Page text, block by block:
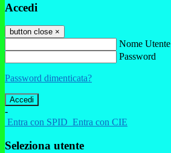
Accedi
button close ×
Nome Utente
Password
Password dimenticata?
-
Entra con SPID Entra con CIE
Seleziona utente